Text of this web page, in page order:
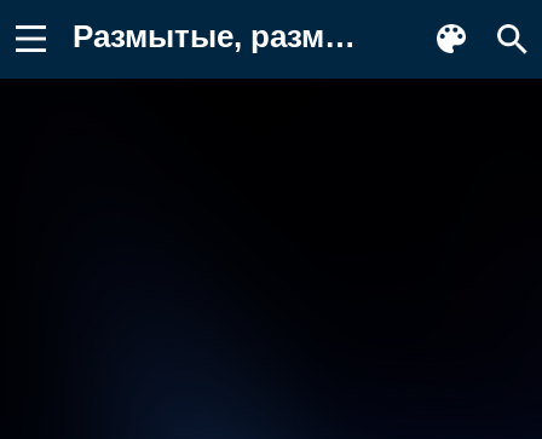
Размытые, размытый фон, градиент Заставка на телефон